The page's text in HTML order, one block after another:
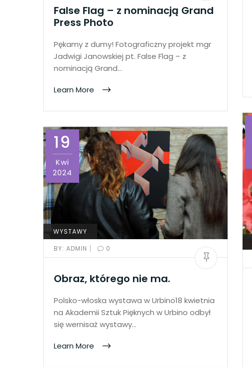
False Flag – z nominacją Grand
Press Photo
Pękamy z dumy! Fotograficzny projekt mgr
Jadwigi Janowskiej pt. False Flag – z
nominacją Grand…
Learn More
19
Kwi
2024
WYSTAWY
BY: ADMIN | 0
Obraz, którego nie ma.
Polsko-włoska wystawa w Urbino18 kwietnia
na Akademii Sztuk Pięknych w Urbino odbył
się wernisaż wystawy…
Learn More